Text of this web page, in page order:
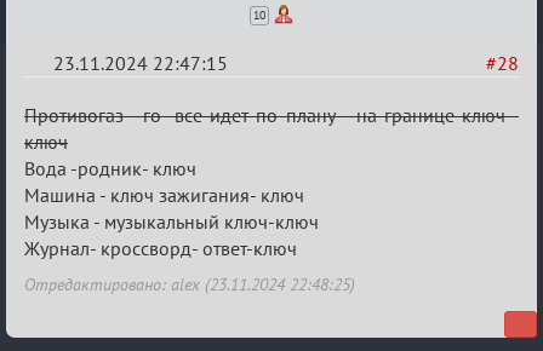
10
#28
23.11.2024 22:47:15
Re:
Безопасная
связь
Противогаз - го- все идет по плану- на границе ключ -
ключ
Вода -родник- ключ
Машина - ключ зажигания- ключ
Музыка - музыкальный ключ-ключ
Журнал- кроссворд- ответ-ключ
Отредактировано: alex (23.11.2024 22:48:25)